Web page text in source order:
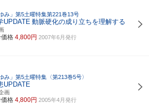
み」第5土曜特集第221巻13号
UPDATE 動脈硬化の成り立ちを理解する
格 4,800円 2007年6月発行
み」第5土曜特集〈第213巻5号〉
UPDATE
画
格 4,800円 2005年4月発行